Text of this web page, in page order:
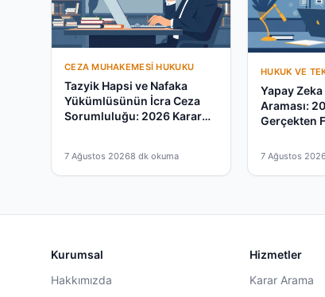
CEZA MUHAKEMESI HUKUKU
Tazyik Hapsi ve Nafaka
Yükümlüsünün İcra Ceza
Sorumluluğu: 2026 Karar
7 Ağustos 20268 dk okuma
HUKUK VE
Yapay
Araması:
Gerçekten
7 Ağustos
Kurumsal
Hakkımızda
Hizmetler
Karar Arama